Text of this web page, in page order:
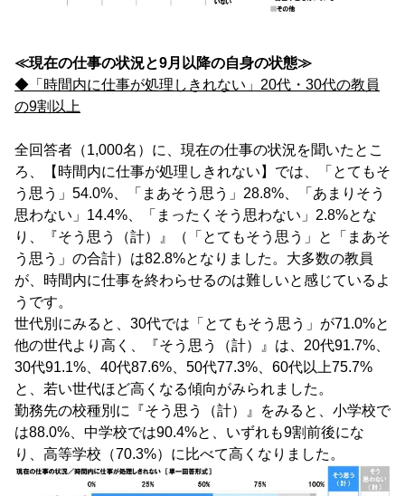
≪現在の仕事の状況と9月以降の自身の状態≫
◆「時間内に仕事が処理しきれない」20代・30代の教員
の9割以上
全回答者（1,000名）に、現在の仕事の状況を聞いたとこ
ろ、【時間内に仕事が処理しきれない】では、「とてもそ
う思う」54.0%、「まあそう思う」28.8%、「あまりそう
思わない」14.4%、「まったくそう思わない」2.8%とな
り、『そう思う（計）』（「とてもそう思う」と「まあそ
う思う」の合計）は82.8%となりました。大多数の教員
が、時間内に仕事を終わらせるのは難しいと感じているよ
うです。
世代別にみると、30代では「とてもそう思う」が71.0%と
他の世代より高く、『そう思う（計）』は、20代91.7%、
30代91.1%、40代87.6%、50代77.3%、60代以上75.7%
と、若い世代ほど高くなる傾向がみられました。
勤務先の校種別に『そう思う（計）』をみると、小学校で
は88.0%、中学校では90.4%と、いずれも9割前後にな
り、高等学校（70.3%）に比べて高くなりました。